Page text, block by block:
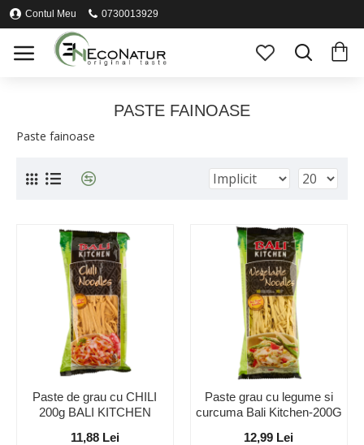
Contul Meu 0730013929
PASTE FAINOASE
Paste fainoase
Paste de grau cu CHILI
200g BALI KITCHEN
11,88 Lei
Paste grau cu legume si
curcuma Bali Kitchen-200G
12,99 Lei